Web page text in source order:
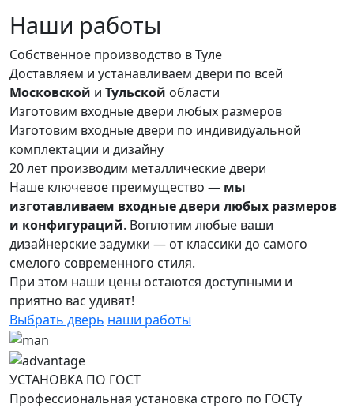
Наши работы
Собственное производство в Туле
Доставляем и устанавливаем двери по всей
Московской и Тульской области
Изготовим входные двери любых размеров
Изготовим входные двери по индивидуальной
комплектации и дизайну
20 лет производим металлические двери
Наше ключевое преимущество — мы
изготавливаем входные двери любых размеров
и конфигураций. Воплотим любые ваши
дизайнерские задумки — от классики до самого
смелого современного стиля.
При этом наши цены остаются доступными и
приятно вас удивят!
Выбрать дверь наши работы
УСТАНОВКА ПО ГОСТ
Профессиональная установка строго по ГОСТу